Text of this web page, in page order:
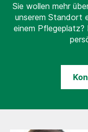
Sie wollen mehr
unserem Standort
einem Pflegeplatz?